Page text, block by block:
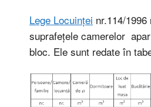
Lege Locuinței nr.114/
suprafețele camerelor
bloc. Ele sunt redate în